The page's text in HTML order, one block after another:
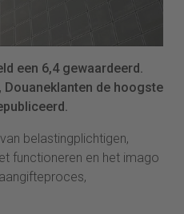
een 6,4 gewaardeerd.
de hoogste
belastingplichtigen,
functioneren en het imago